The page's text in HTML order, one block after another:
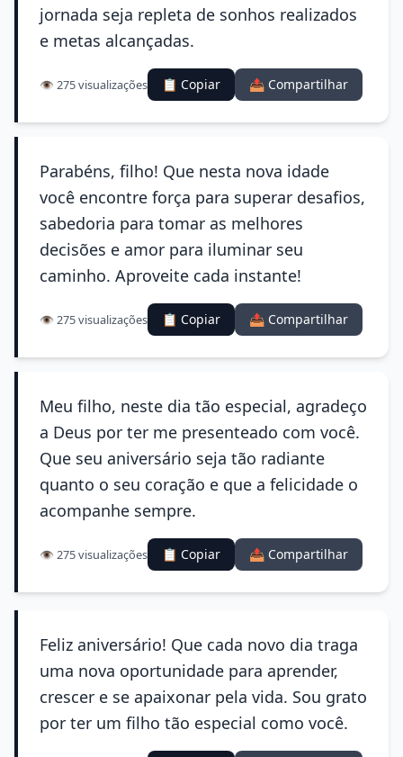
jornada seja repleta de sonhos realizados
e metas alcançadas.
👁️ 275 visualizações 📋 Copiar 📤 Compartilhar
Parabéns, filho! Que nesta nova idade
você encontre força para superar desafios,
sabedoria para tomar as melhores
decisões e amor para iluminar seu
caminho. Aproveite cada instante!
👁️ 275 visualizações 📋 Copiar 📤 Compartilhar
Meu filho, neste dia tão especial, agradeço
a Deus por ter me presenteado com você.
Que seu aniversário seja tão radiante
quanto o seu coração e que a felicidade o
acompanhe sempre.
👁️ 275 visualizações 📋 Copiar 📤 Compartilhar
Feliz aniversário! Que cada novo dia traga
uma nova oportunidade para aprender,
crescer e se apaixonar pela vida. Sou grato
por ter um filho tão especial como você.